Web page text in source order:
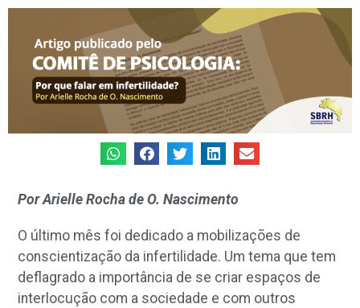
Por Arielle Rocha de O. Nascimento
O último mês foi dedicado a mobilizações de
conscientização da infertilidade. Um tema que tem
deflagrado a importância de se criar espaços de
interlocução com a sociedade e com outros